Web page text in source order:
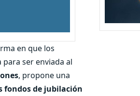
en que los
para ser enviada al
, propone una
fondos de jubilación